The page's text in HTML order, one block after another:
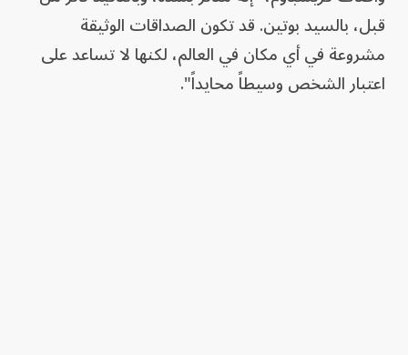
قبل، بالسيد بوتين. قد تكون الصداقات ‌الوثيقة
مشروعة في أي مكان في العالم، لكنها لا تساعد على
اعتبار الشخص وسيطاً محايداً".